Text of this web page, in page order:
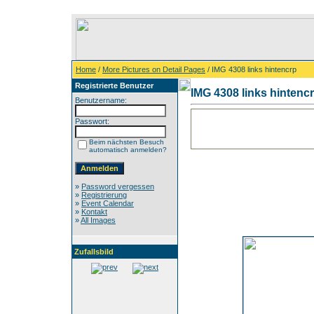
Home / More Pictures on Detail Pages / IMG 4308 links hintencrp
Registrierte Benutzer
Benutzername:
Passwort:
Beim nächsten Besuch
automatisch anmelden?
» Password vergessen
» Registrierung
» Event Calendar
» Kontakt
»All Images
Zufallsbild
IMG 4308 links